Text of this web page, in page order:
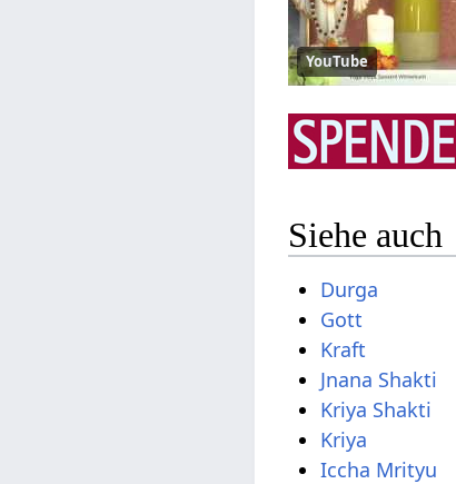
YouTube
Siehe auch
Durga
Gott
Kraft
Jnana Shakti
Kriya Shakti
Kriya
Iccha Mrityu